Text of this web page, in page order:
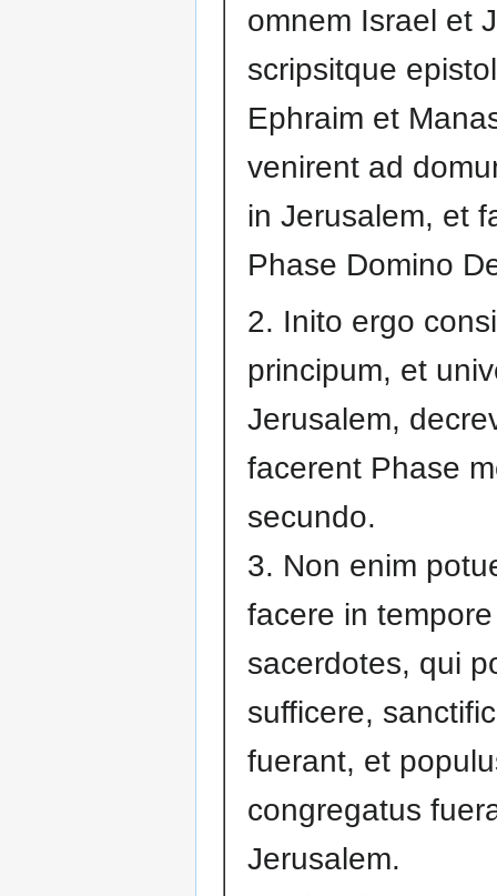
omnem Israel et
scripsitque
Ephraim et
venirent ad
in Jerusalem, et
Phase Domino
2. Inito ergo
principum, et
Jerusalem,
facerent Phase
secundo.
3. Non enim
facere in
sacerdotes, qui
sufficere,
fuerant, et
congregatus
Jerusalem.